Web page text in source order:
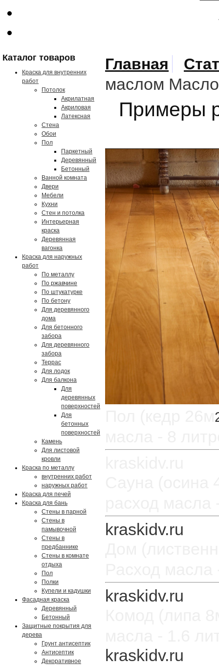
Каталог товаров
Краска для внутренних
работ
Потолок
Акрилатная
Акриловая
Латексная
Стена
Обои
Пол
Паркетный
Деревянный
Бетонный
Ванной комната
Двери
Мебели
Кухни
Стен и потолка
Интерьерная
краска
Деревянная
вагонка
Краска для наружных
работ
По металлу
По ржавчине
По штукатурке
По бетону
Для деревянного
дома
Для бетонного
забора
Для деревянного
забора
Террас
Для лодок
Для балкона
Для
деревянных
поверхностей
Для
бетонных
поверхностей
Камень
Для листовой
кровли
Краска по металлу
внутренних работ
наружных работ
Краска для печей
Краска для бань
Стены в парной
Стены в
памывочной
Стены в
предбаннике
Стены в комнате
отдыха
Пол
Полки
Купели и кадушки
Фасадная краска
Деревянный
Бетонный
Защитные покрытия для
дерева
Грунт антисептик
Антисептик
Декоративное
Главная
маслом
Примеры